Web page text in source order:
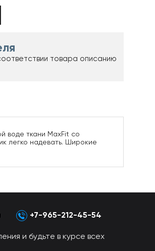
товара описанию
воде ткани MaxFit со
легко надевать. Широкие
+7-965-212-45-54
и будьте в курсе всех